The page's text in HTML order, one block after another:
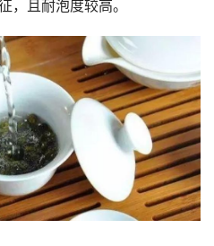
，且耐泡度较高。